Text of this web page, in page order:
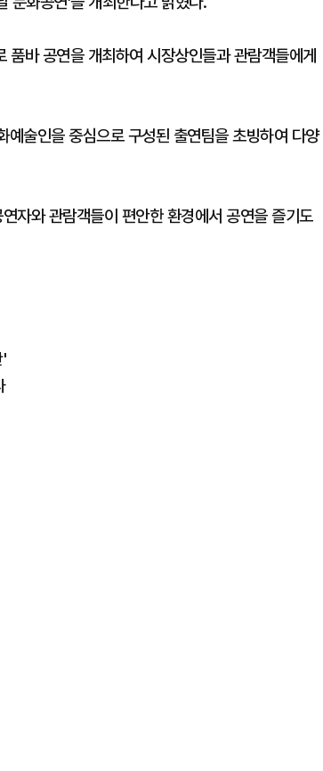
바 공연을 개최하여 시장상인들과 관람객들에게
술인을 중심으로 구성된 출연팀을 초빙하여 다양
자와 관람객들이 편안한 환경에서 공연을 즐기도
'